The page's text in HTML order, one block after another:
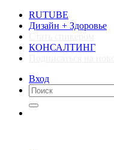
RUTUBE
Дизайн + Здоровье
КОНСАЛТИНГ
Вход